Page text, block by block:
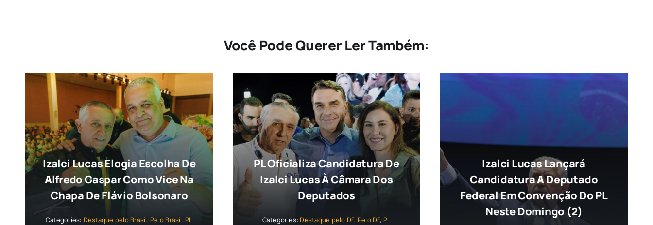
Você Pode Querer Ler Também:
Izalci Lucas Elogia Escolha De
Alfredo Gaspar Como Vice Na
Chapa De Flávio Bolsonaro
Categories: Destaque pelo Brasil, Pelo Brasil, PL
PL Oficializa Candidatura De
Izalci Lucas À Câmara Dos
Deputados
Categories: Destaque pelo DF, Pelo DF, PL
Izalci Lucas Lançará
Candidatura A Deputado
Federal Em Convenção Do PL
Neste Domingo (2)